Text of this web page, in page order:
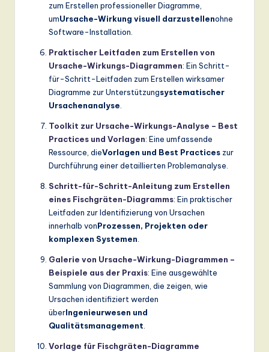
zum Erstellen professioneller Diagramme,
umUrsache-Wirkung visuell darzustellenohne
Software-Installation.
Praktischer Leitfaden zum Erstellen von
Ursache-Wirkungs-Diagrammen: Ein Schritt-
für-Schritt-Leitfaden zum Erstellen wirksamer
Diagramme zur Unterstützungsystematischer
Ursachenanalyse.
Toolkit zur Ursache-Wirkungs-Analyse – Best
Practices und Vorlagen: Eine umfassende
Ressource, dieVorlagen und Best Practices zur
Durchführung einer detaillierten Problemanalyse.
Schritt-für-Schritt-Anleitung zum Erstellen
eines Fischgräten-Diagramms: Ein praktischer
Leitfaden zur Identifizierung von Ursachen
innerhalb vonProzessen, Projekten oder
komplexen Systemen.
Galerie von Ursache-Wirkung-Diagrammen –
Beispiele aus der Praxis: Eine ausgewählte
Sammlung von Diagrammen, die zeigen, wie
Ursachen identifiziert werden
überIngenieurwesen und
Qualitätsmanagement.
Vorlage für Fischgräten-Diagramme